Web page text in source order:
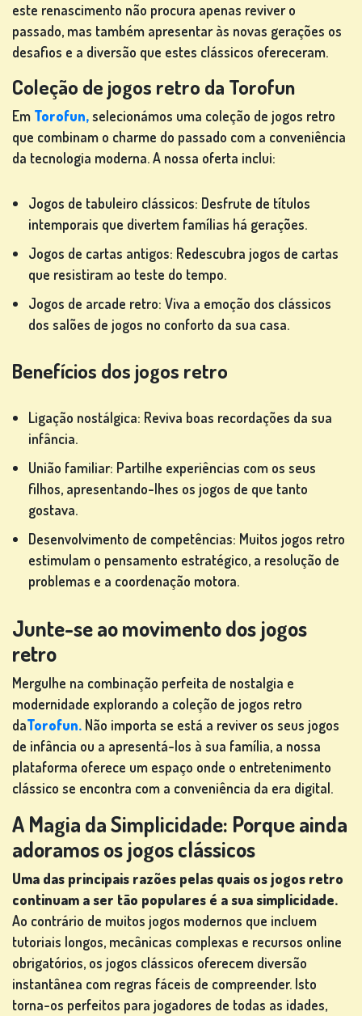
DE
LOTARIA
JOGOS DE
TABULEIRO
OUTROS
JOGOS
JOGOS
PÔQUER
JOGOS
MACHINE
REGISTA-
TE
CONECTE-
SE
LOJA
CLASSIFICAÇÃO
este renascimento não procura apenas reviver o
passado, mas também apresentar às novas gerações os
desafios e a diversão que estes clássicos ofereceram.
Coleção de jogos retro da Torofun
Em Torofun,selecionámos uma coleção de jogos retro
que combinam o charme do passado com a conveniência
da tecnologia moderna. A nossa oferta inclui:
Jogos de tabuleiro clássicos: Desfrute de títulos
intemporais que divertem famílias há gerações.
Jogos de cartas antigos: Redescubra jogos de cartas
que resistiram ao teste do tempo.
Jogos de arcade retro: Viva a emoção dos clássicos
dos salões de jogos no conforto da sua casa.
Benefícios dos jogos retro
Ligação nostálgica: Reviva boas recordações da sua
infância.
União familiar: Partilhe experiências com os seus
filhos, apresentando-lhes os jogos de que tanto
gostava.
Desenvolvimento de competências: Muitos jogos retro
estimulam o pensamento estratégico, a resolução de
problemas e a coordenação motora.
Junte-se ao movimento dos jogos
retro
Mergulhe na combinação perfeita de nostalgia e
modernidade explorando a coleção de jogos retro
daTorofun. Não importa se está a reviver os seus jogos
de infância ou a apresentá-los à sua família, a nossa
plataforma oferece um espaço onde o entretenimento
clássico se encontra com a conveniência da era digital.
A Magia da Simplicidade: Porque ainda
adoramos os jogos clássicos
Uma das principais razões pelas quais os jogos retro
continuam a ser tão populares é a sua simplicidade.
Ao contrário de muitos jogos modernos que incluem
tutoriais longos, mecânicas complexas e recursos online
obrigatórios, os jogos clássicos oferecem diversão
instantânea com regras fáceis de compreender. Isto
torna-os perfeitos para jogadores de todas as idades,